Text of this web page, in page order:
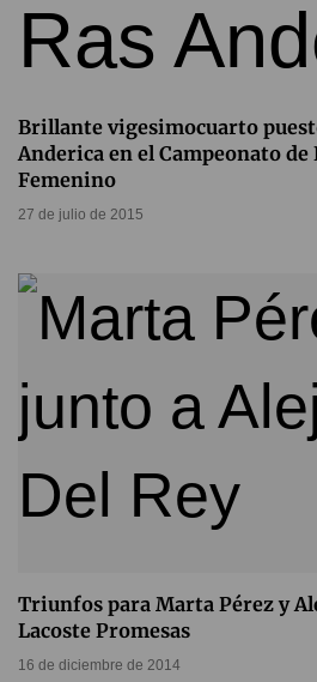
Brillante vigesimocuarto
Anderica en el Campeonato
Femenino
27 de julio de 2015
Triunfos para Marta Pérez y
Lacoste Promesas
16 de diciembre de 2014